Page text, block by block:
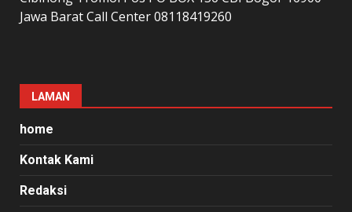
Jawa Barat Call Center 08118419260
LAMAN
home
Kontak Kami
Redaksi